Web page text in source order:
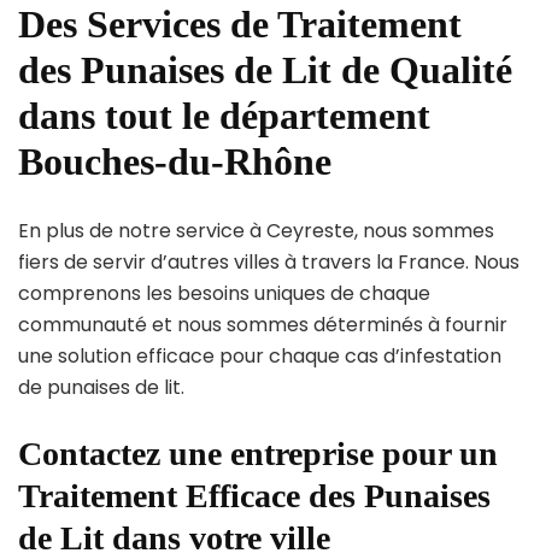
Des Services de Traitement
des Punaises de Lit de Qualité
dans tout le département
Bouches-du-Rhône
En plus de notre service à Ceyreste, nous sommes
fiers de servir d’autres villes à travers la France. Nous
comprenons les besoins uniques de chaque
communauté et nous sommes déterminés à fournir
une solution efficace pour chaque cas d’infestation
de punaises de lit.
Contactez une entreprise pour un
Traitement Efficace des Punaises
de Lit dans votre ville